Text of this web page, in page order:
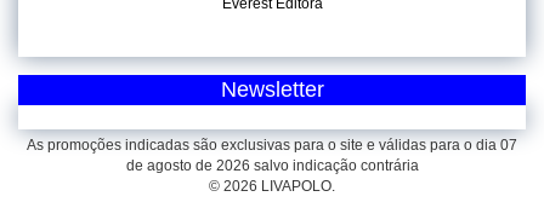
Everest Editora
Newsletter
As promoções indicadas são exclusivas para o site e válidas para o dia 07
de agosto de 2026 salvo indicação contrária
© 2026 LIVAPOLO.